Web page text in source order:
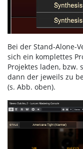
Bei der Stand-Alone-
sich ein komplettes
Projektes laden, bzw.
dann der jeweils zu
(s. Abb. oben).